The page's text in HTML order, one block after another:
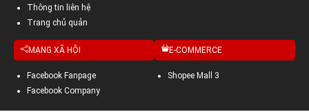
Thông tin liên hệ
Trang chủ quản
MẠNG XÃ HỘI
Facebook Fanpage
Facebook Company
E-COMMERCE
Shopee Mall 3